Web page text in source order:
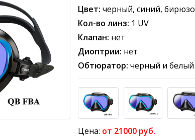
Цвет: черный, синий,
Кол-во линз: 1 UV
Клапан: нет
Диоптрии: нет
Обтюратор: черный и белый
Цена: от 21000 руб.